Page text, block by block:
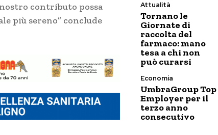
contributo possa
più sereno” conclude
Attualità
Tornano le
Giornate di
raccolta del
farmaco: mano
tesa a chi non
può curarsi
Economia
UmbraGroup Top
Employer per il
terzo anno
consecutivo